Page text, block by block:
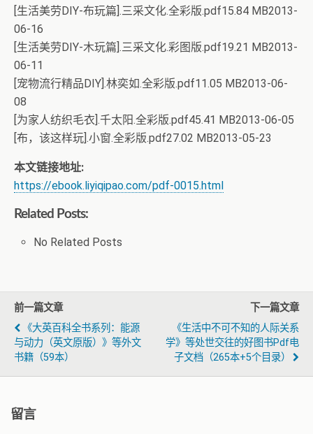
[生活美劳DIY-布玩篇].三采文化.全彩版.pdf15.84 MB2013-
06-16
[生活美劳DIY-木玩篇].三采文化.彩图版.pdf19.21 MB2013-
06-11
[宠物流行精品DIY].林奕如.全彩版.pdf11.05 MB2013-06-
08
[为家人纺织毛衣].千太阳.全彩版.pdf45.41 MB2013-06-05
[布，该这样玩].小窗.全彩版.pdf27.02 MB2013-05-23
本文链接地址:
https://ebook.liyiqipao.com/pdf-0015.html
Related Posts:
No Related Posts
前一篇文章
《大英百科全书系列：能源
与动力（英文原版）》等外文
书籍（59本）
下一篇文章
《生活中不可不知的人际关系
学》等处世交往的好图书pdf电
子文档（265本+5个目录）
留言